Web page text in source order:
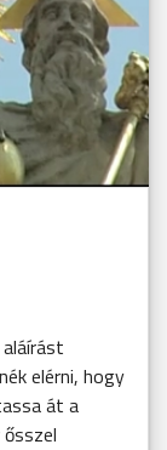
elérni, hogy
át a